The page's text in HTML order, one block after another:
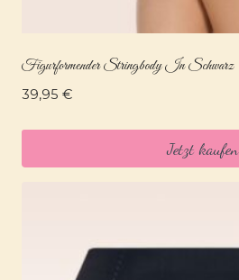
Figurformender Stringbody In Schwarz
39,95 €
Jetzt kaufen